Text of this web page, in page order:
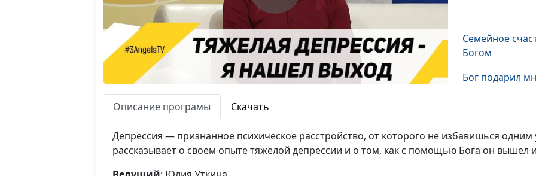
Семейное
Богом
Бог подарил
Песни для
Описание програмы Скачать
Депрессия — признанное психическое расстройство, от которого не избавишься
рассказывает о своем опыте тяжелой депрессии и о том, как с помощью Бога он вышел